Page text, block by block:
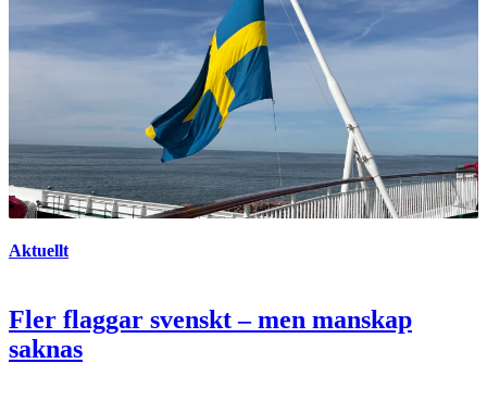
Aktuellt
Fler flaggar svenskt – men manskap
saknas